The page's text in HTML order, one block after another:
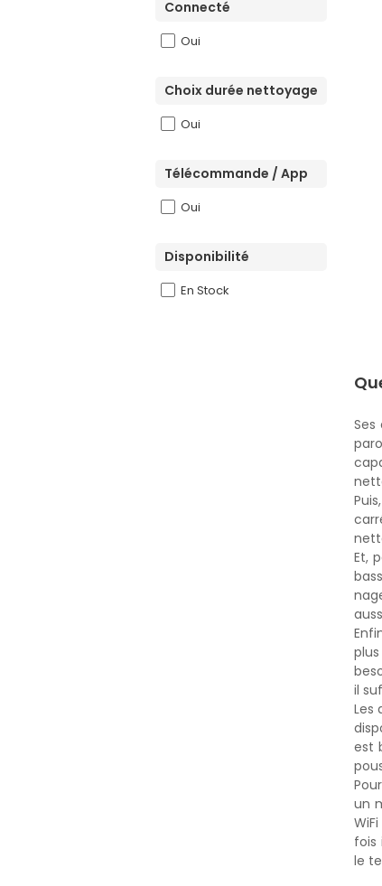
Connecté
Oui
Choix durée nettoyage
Oui
Télécommande / App
Oui
Disponibilité
En Stock
Et,
il
Les
est
un
fois
le